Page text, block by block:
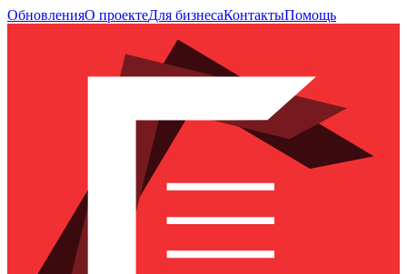
ОбновленияО проектеДля бизнесаКонтактыПомощь